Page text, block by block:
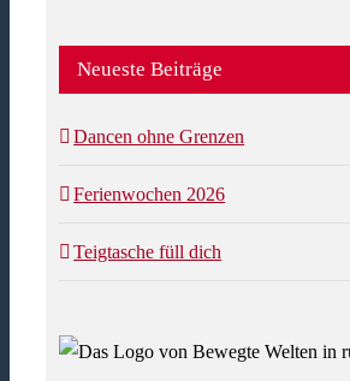
Neueste Beiträge
Dancen ohne Grenzen
Ferienwochen 2026
Teigtasche füll dich